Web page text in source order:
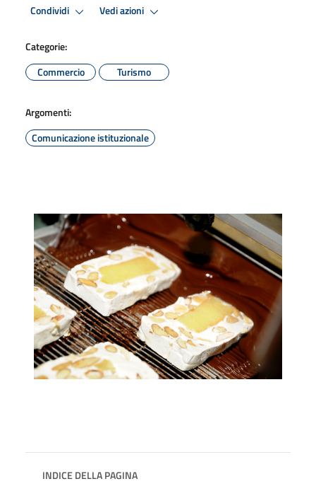
Condividi Vedi azioni
Categorie:
Commercio
Turismo
Argomenti:
Comunicazione istituzionale
INDICE DELLA PAGINA